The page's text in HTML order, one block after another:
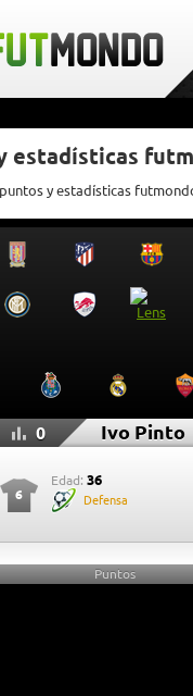
estadísticas
y estadísticas
0 Ivo Pinto
6
Edad: 36
Defensa
Puntos